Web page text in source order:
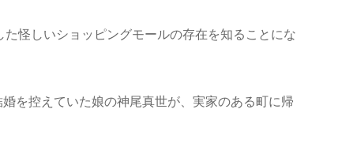
怪しいショッピングモールの存在を知ることにな
を控えていた娘の神尾真世が、実家のある町に帰